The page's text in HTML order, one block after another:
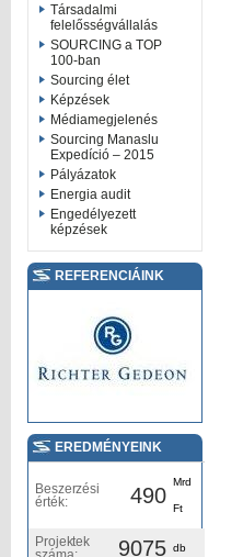
Társadalmi
felelősségvállalás
SOURCING a TOP
100-ban
Sourcing élet
Képzések
Médiamegjelenés
Sourcing Manaslu
Expedíció – 2015
Pályázatok
Energia audit
Engedélyezett
képzések
REFERENCIÁINK
EREDMÉNYEINK
Beszerzési
érték:
490
Mrd
Ft
Projektek
9075 db